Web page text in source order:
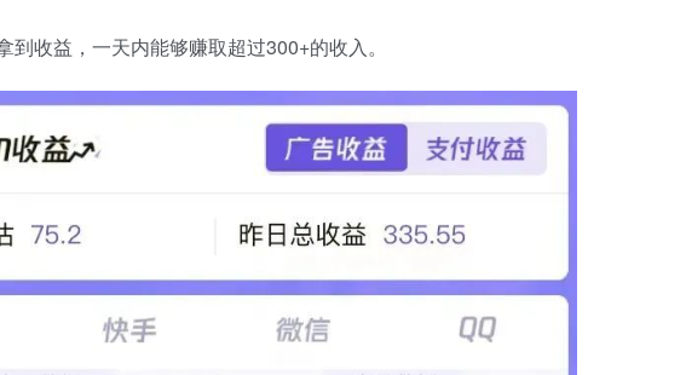
收益，一天内能够赚取超过300+的收入。